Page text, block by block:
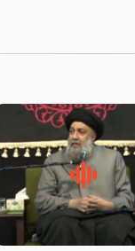
رقیه سلام الله علیها
معناست – حجت الاسلام